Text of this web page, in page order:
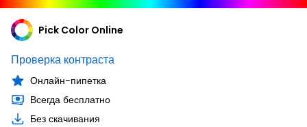
Pick Color Online
Проверка контраста
Онлайн-пипетка
Всегда бесплатно
Без скачивания